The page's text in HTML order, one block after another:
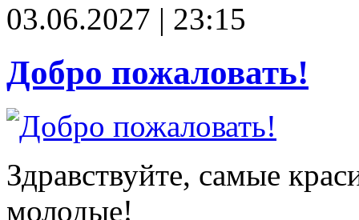
03.06.2027 | 23:15
Добро пожаловать!
Здравствуйте, самые
молодые!